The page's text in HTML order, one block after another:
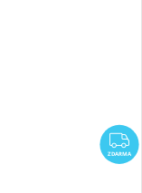
ZDARMA